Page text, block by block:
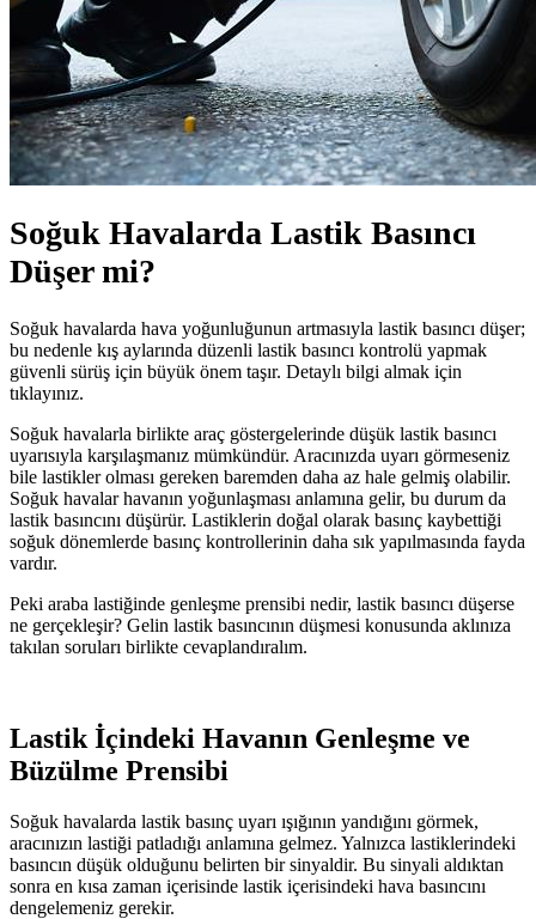
Soğuk Havalarda Lastik Basıncı
Düşer mi?
Soğuk havalarda hava yoğunluğunun artmasıyla lastik basıncı düşer;
bu nedenle kış aylarında düzenli lastik basıncı kontrolü yapmak
güvenli sürüş için büyük önem taşır. Detaylı bilgi almak için
tıklayınız.
Soğuk havalarla birlikte araç göstergelerinde düşük lastik basıncı
uyarısıyla karşılaşmanız mümkündür. Aracınızda uyarı görmeseniz
bile lastikler olması gereken baremden daha az hale gelmiş olabilir.
Soğuk havalar havanın yoğunlaşması anlamına gelir, bu durum da
lastik basıncını düşürür. Lastiklerin doğal olarak basınç kaybettiği
soğuk dönemlerde basınç kontrollerinin daha sık yapılmasında fayda
vardır.
Peki araba lastiğinde genleşme prensibi nedir, lastik basıncı düşerse
ne gerçekleşir? Gelin lastik basıncının düşmesi konusunda aklınıza
takılan soruları birlikte cevaplandıralım.
Lastik İçindeki Havanın Genleşme ve
Büzülme Prensibi
Soğuk havalarda lastik basınç uyarı ışığının yandığını görmek,
aracınızın lastiği patladığı anlamına gelmez. Yalnızca lastiklerindeki
basıncın düşük olduğunu belirten bir sinyaldir. Bu sinyali aldıktan
sonra en kısa zaman içerisinde lastik içerisindeki hava basıncını
dengelemeniz gerekir.